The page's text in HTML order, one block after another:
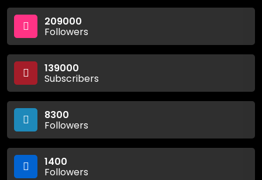
209000
Followers
139000
Subscribers
8300
Followers
1400
Followers